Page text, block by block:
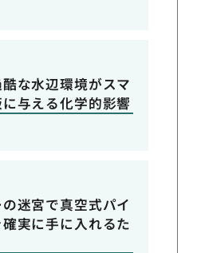
な水辺環境がスマ
与える化学的影響
迷宮で真空式パイ
実に手に入れるた